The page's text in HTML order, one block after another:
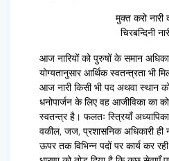
मुक्त करो नारी
चिरबन्दिनी
आज नारियों को पुरुषों के समान
योग्यतानुसार आर्थिक स्वतन्त्रता भी
आज नारी किसी भी पद अथवा स्थान
धनोपार्जन के लिए वह आजीविका का
स्वतन्त्र है। फलतः स्त्रियाँ
वकील, जज, प्रशासनिक अधिकारी ही
ऊपर तक विभिन्न पदों पर कार्य कर